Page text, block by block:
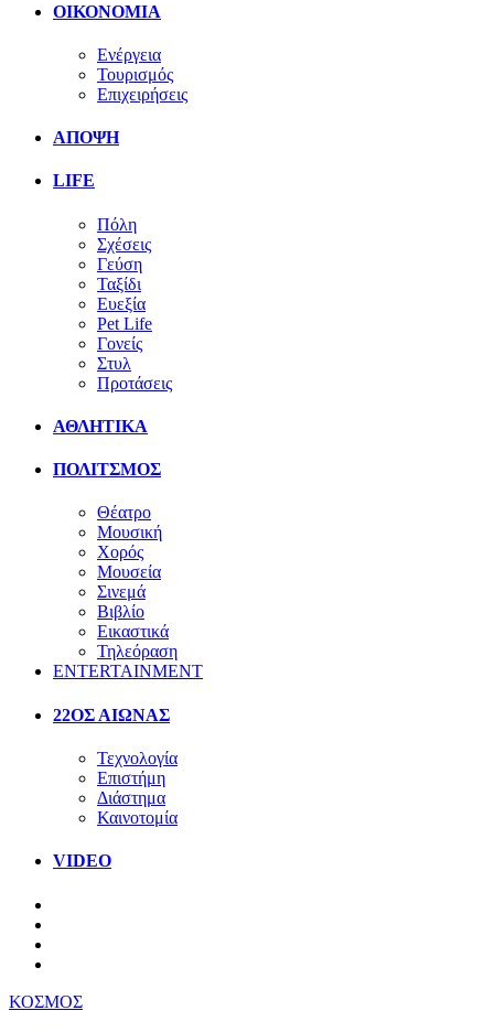
ΟΙΚΟΝΟΜΙΑ
Ενέργεια
Τουρισμός
Επιχειρήσεις
ΑΠΟΨΗ
LIFE
Πόλη
Σχέσεις
Γεύση
Ταξίδι
Ευεξία
Pet Life
Γονείς
Στυλ
Προτάσεις
ΑΘΛΗΤΙΚΑ
ΠΟΛΙΤΣΜΟΣ
Θέατρο
Μουσική
Χορός
Μουσεία
Σινεμά
Βιβλίο
Εικαστικά
Τηλεόραση
ENTERTAINMENT
22ΟΣ ΑΙΩΝΑΣ
Τεχνολογία
Επιστήμη
Διάστημα
Καινοτομία
VIDEO
ΚΟΣΜΟΣ